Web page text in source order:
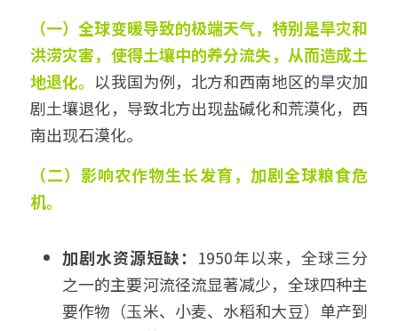
（一）全球变暖导致的极端天气，特别是旱灾和
洪涝灾害，使得土壤中的养分流失，从而造成土
地退化。 以我国为例，北方和西南地区的旱灾加
剧土壤退化，导致北方出现盐碱化和荒漠化，西
南出现石漠化。
（二）影响农作物生长发育，加剧全球粮食危
机。
加剧水资源短缺： 1950年以来，全球三分
之一的主要河流径流显著减少，全球四种主
要作物（玉米、小麦、水稻和大豆）单产到